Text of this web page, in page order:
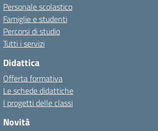
Personale scolastico
Famiglie e studenti
Percorsi di studio
Tutti i servizi
Didattica
Offerta formativa
Le schede didattiche
I progetti delle classi
Novità